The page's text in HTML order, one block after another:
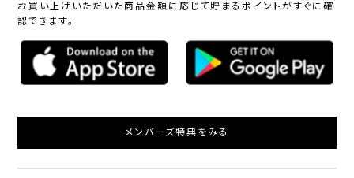
お買い上げいただいた商品金額に応じて貯まるポイントがすぐに確
認できます。
メンバーズ特典をみる